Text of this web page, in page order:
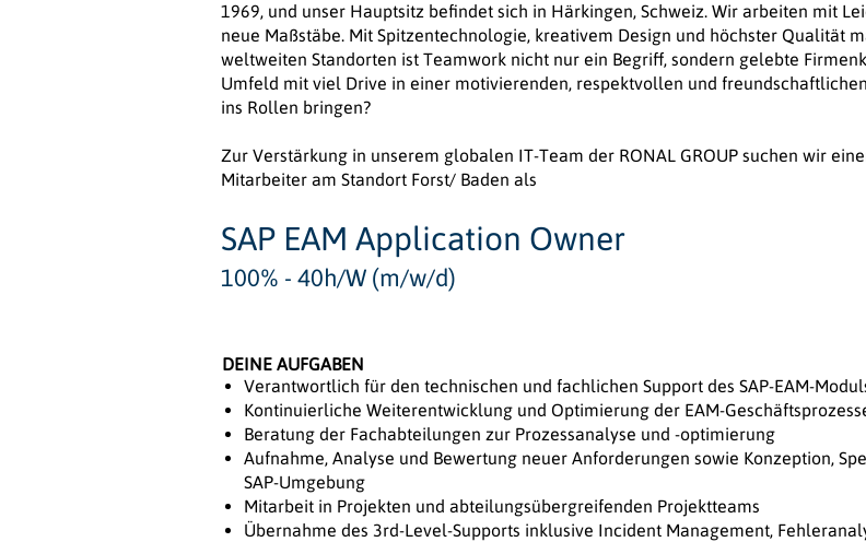
1969, und unser Hauptsitz befindet sich in Härkingen, Schweiz. Wir arbeiten mit
neue Maßstäbe. Mit Spitzentechnologie, kreativem Design und höchster Qualität
weltweiten Standorten ist Teamwork nicht nur ein Begriff, sondern gelebte
Umfeld mit viel Drive in einer motivierenden, respektvollen und
ins Rollen bringen?
Zur Verstärkung in unserem globalen IT-Team der RONAL GROUP suchen wir
Mitarbeiter am Standort Forst/ Baden als
SAP EAM Application Owner
100% - 40h/W (m/w/d)
DEINE AUFGABEN
Verantwortlich für den technischen und fachlichen Support des SAP-EAM-
Kontinuierliche Weiterentwicklung und Optimierung der EAM-
Beratung der Fachabteilungen zur Prozessanalyse und -optimierung
Aufnahme, Analyse und Bewertung neuer Anforderungen sowie Konzeption,
SAP-Umgebung
Mitarbeit in Projekten und abteilungsübergreifenden Projektteams
Übernahme des 3rd-Level-Supports inklusive Incident Management,